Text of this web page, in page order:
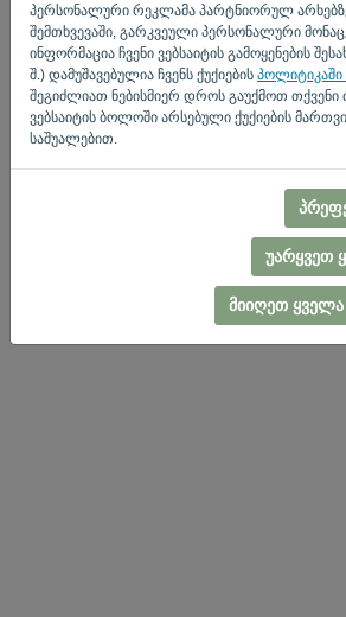
პერსონალური რეკლამა პარტნიორულ
შემთხვევაში, გარკვეული პერსონალური
ინფორმაცია ჩვენი ვებსაიტის გამოყენების
შ.) დამუშავებულია ჩვენს ქუქიების პოლიტიკაში
შეგიძლიათ ნებისმიერ დროს გაუქმოთ თქვენი
ვებსაიტის ბოლოში არსებული ქუქიების
საშუალებით.
უარყვეთ
მიიღეთ ყველა
ᲑᲛᲣᲚᲘᲡ ᲒᲐᲒᲖᲐᲕᲜᲐ
შესვლის გვერდზე დაბრუნება
Privacy Policy Terms of Service